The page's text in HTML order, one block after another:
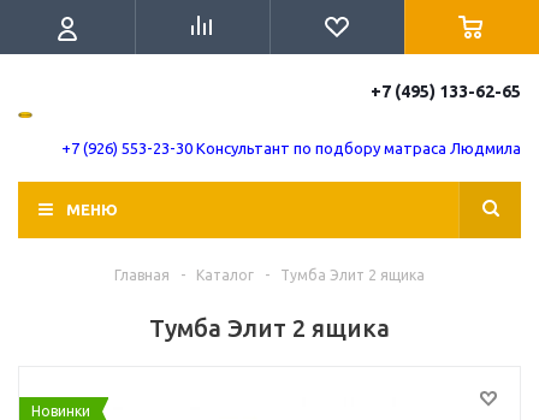
+7 (495) 133-62-65
+7 (926) 553-23-30 Консультант по подбору матраса Людмила
МЕНЮ
Главная - Каталог - Тумба Элит 2 ящика
Тумба Элит 2 ящика
Новинки